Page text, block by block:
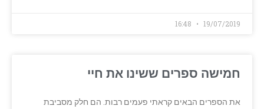
19/07/2019
חמישה ספרים ששינו את חיי
את הספרים הבאים קראתי פעמים רבות. הם חלק מסביבת